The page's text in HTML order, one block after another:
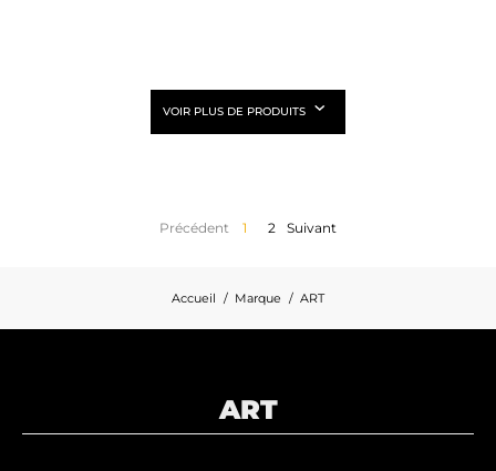
VOIR PLUS DE PRODUITS
Précédent 1 2 Suivant
Accueil Marque ART
ART